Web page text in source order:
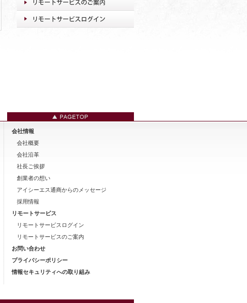
会社情報
会社概要
会社沿革
社長ご挨拶
創業者の想い
アイシーエス通商からのメッセージ
採用情報
リモートサービス
リモートサービスログイン
リモートサービスのご案内
お問い合わせ
プライバシーポリシー
情報セキュリティへの取り組み